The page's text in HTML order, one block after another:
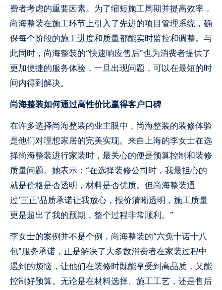
费者考虑的重要因素。为了缩短施工周期并提高效率，
尚海整装在施工环节上引入了先进的项目管理系统，确
保每个阶段的施工进度和质量都能实时监控和调整。与
此同时，尚海整装的“快速响应售后”也为消费者提供了
更加便捷的服务体验，一旦出现问题，可以在最短的时
间内得到解决。
尚海整装如何通过高性价比赢得客户口碑
在许多选择尚海整装的业主眼中，尚海整装的装修体验
是他们对理想家居的完美实现。来自上海的李女士在选
择尚海整装进行家装时，最关心的便是预算控制和装修
质量问题。她表示：“在选择装修公司时，我最担心的
就是价格是否透明，材料是否优质。但尚海整装通
过‘三正’品质承诺让我放心，报价清晰透明，施工质量
更是超出了我的预期，整个过程非常顺利。”
李女士的案例并不是个例，尚海整装的“六免十诺十八
包”服务承诺，正是解决了大多数消费者在家装过程中
遇到的烦恼，让他们在装修时既能享受到高品质，又能
控制好预算。无论是在材料选择、施工工艺，还是售后